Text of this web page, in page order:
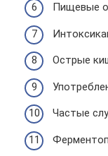
Пищевые
Острые
Частые